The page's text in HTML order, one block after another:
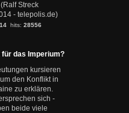
Streck
- telepolis.de)
hits: 28556
für das Imperium?
kursieren
den Konflikt in
zu erklären.
sich -
beide viele